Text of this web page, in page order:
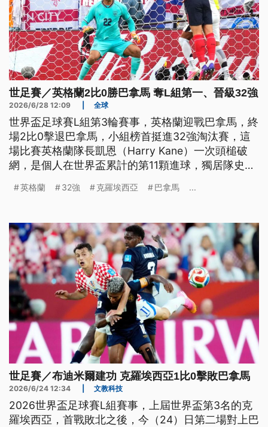
世足賽／英格蘭2比0勝巴拿馬 奪L組第一、晉級32強
2026/6/28 12:09 全球
世界盃足球賽L組第3輪賽事，英格蘭迎戰巴拿馬，終
場2比0擊退巴拿馬，小組榜首挺進32強淘汰賽，這
場比賽英格蘭隊長凱恩（Harry Kane）一次頭槌破
網，是個人在世界盃累計的第11顆進球，獨居隊史進
樣都搭上淘汰賽列車。
英格蘭 32強 克羅埃西亞 巴拿馬 ...
世足賽／布迪米爾建功 克羅埃西亞1比0擊敗巴拿馬
2026/6/24 12:34 文教科技
2026世界盃足球賽L組賽事，上屆世界盃第3名的克
羅埃西亞，首戰敗北之後，今（24）日第二場對上巴